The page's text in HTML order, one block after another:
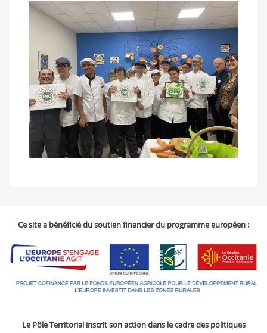
Ce site a bénéficié du soutien financier du programme européen :
Le Pôle Territorial inscrit son action dans le cadre des politiques